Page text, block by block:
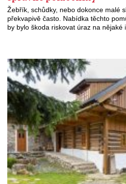
Žebřík, schůdky, nebo dokonce malé
překvapivě často. Nabídka těchto
by bylo škoda riskovat úraz na nějaké